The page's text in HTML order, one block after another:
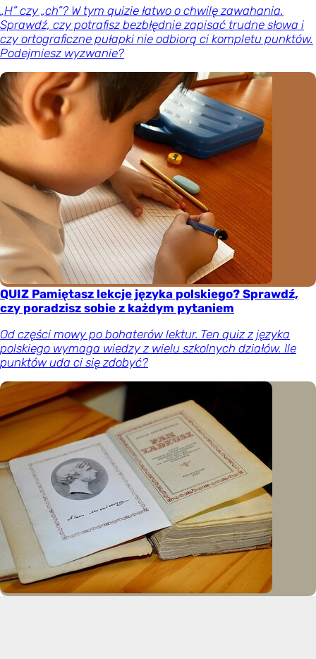
„H” czy „ch”? W tym quizie łatwo o chwilę zawahania.
Sprawdź, czy potrafisz bezbłędnie zapisać trudne słowa i
czy ortograficzne pułapki nie odbiorą ci kompletu punktów.
Podejmiesz wyzwanie?
QUIZ Pamiętasz lekcje języka polskiego? Sprawdź,
czy poradzisz sobie z każdym pytaniem
Od części mowy po bohaterów lektur. Ten quiz z języka
polskiego wymaga wiedzy z wielu szkolnych działów. Ile
punktów uda ci się zdobyć?